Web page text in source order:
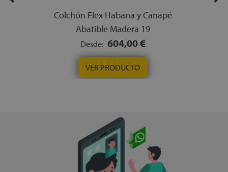
Colchón Flex Habana y Canapé
Abatible Madera 19
Desde: 604,00 €
VER PRODUCTO